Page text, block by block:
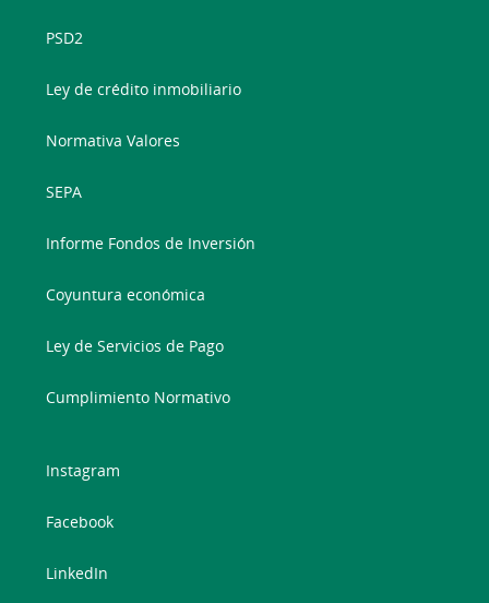
PSD2
Ley de crédito inmobiliario
Normativa Valores
SEPA
Informe Fondos de Inversión
Coyuntura económica
Ley de Servicios de Pago
Cumplimiento Normativo
Instagram
Facebook
LinkedIn